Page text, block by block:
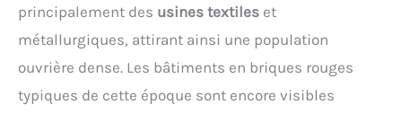
principalement des usines textiles et
métallurgiques, attirant ainsi une population
ouvrière dense. Les bâtiments en briques rouges
typiques de cette époque sont encore visibles